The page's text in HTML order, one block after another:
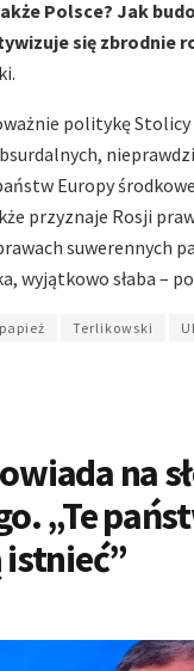
Polsce? Jak
się zbrodnie
politykę
Europy
przyznaje Rosji
suwerennych
wyjątkowo słaba –
papież Terlikowski
na
„Te